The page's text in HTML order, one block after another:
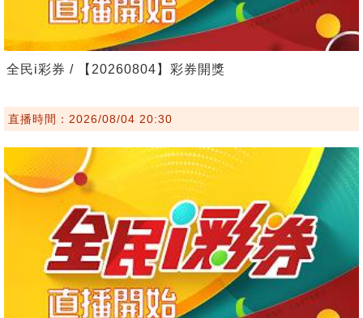
全民i彩券 / 【20260804】彩券開獎
直播時間：2026/08/04 20:30